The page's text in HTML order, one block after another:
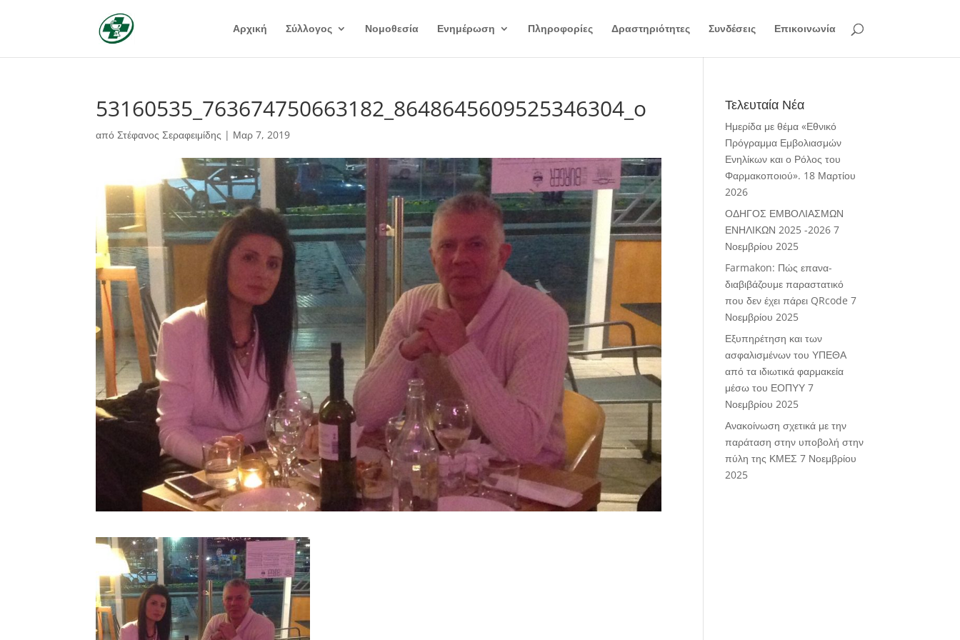
Αρχική Σύλλογος Νομοθεσία Ενημέρωση Πληροφορίες Δραστηριότητες Συνδέσεις Επικοινωνία
53160535_763674750663182_8648645609525346304_o
απόΣτέφανος Σεραφειμίδης | Μαρ 7, 2019
Τελευταία Νέα
Ημερίδα με θέμα «Εθνικό
Πρόγραμμα Εμβολιασμών
Ενηλίκων και ο Ρόλος του
Φαρμακοποιού». 18 Μαρτίου
2026
ΟΔΗΓΟΣ ΕΜΒΟΛΙΑΣΜΩΝ
ΕΝΗΛΙΚΩΝ 2025 -2026 7
Νοεμβρίου 2025
Farmakon: Πώς επανα-
διαβιβάζουμε παραστατικό
που δεν έχει πάρει QRcode 7
Νοεμβρίου 2025
Εξυπηρέτηση και των
ασφαλισμένων του ΥΠΕΘΑ
από τα ιδιωτικά φαρμακεία
μέσω του ΕΟΠΥΥ 7
Νοεμβρίου 2025
Ανακοίνωση σχετικά με την
παράταση στην υποβολή στην
πύλη της ΚΜΕΣ 7 Νοεμβρίου
2025